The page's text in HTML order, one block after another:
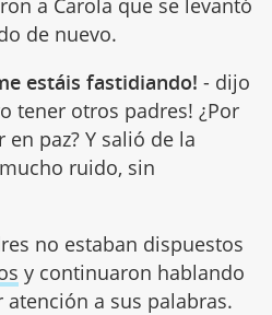
de nuevo.
estáis fastidiando! - dijo
tener otros padres! ¿Por
paz? Y salió de la
ruido, sin
no estaban dispuestos
y continuaron hablando
a sus palabras.